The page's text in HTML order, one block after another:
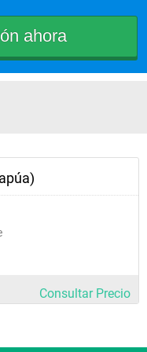
comportamiento
Consultar Precio